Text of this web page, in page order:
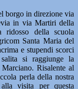
borgo in direzione via
in via Martiri della
ridosso della scuola
Santa Maria del
e stupendi scorci
si raggiunge la
Risalente al
perla della nostra
visita per questa